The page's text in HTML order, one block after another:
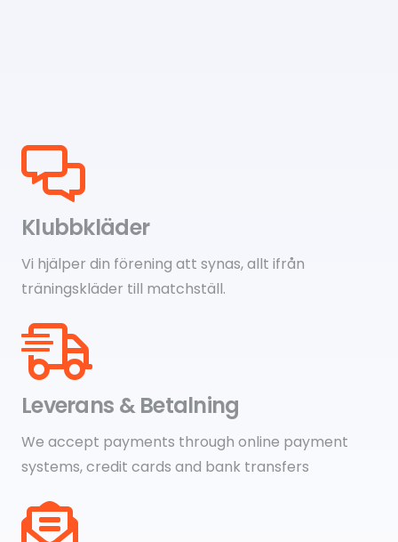
Klubbkläder
Vi hjälper din förening att synas, allt ifrån
träningskläder till matchställ.
Leverans & Betalning
We accept payments through online payment
systems, credit cards and bank transfers